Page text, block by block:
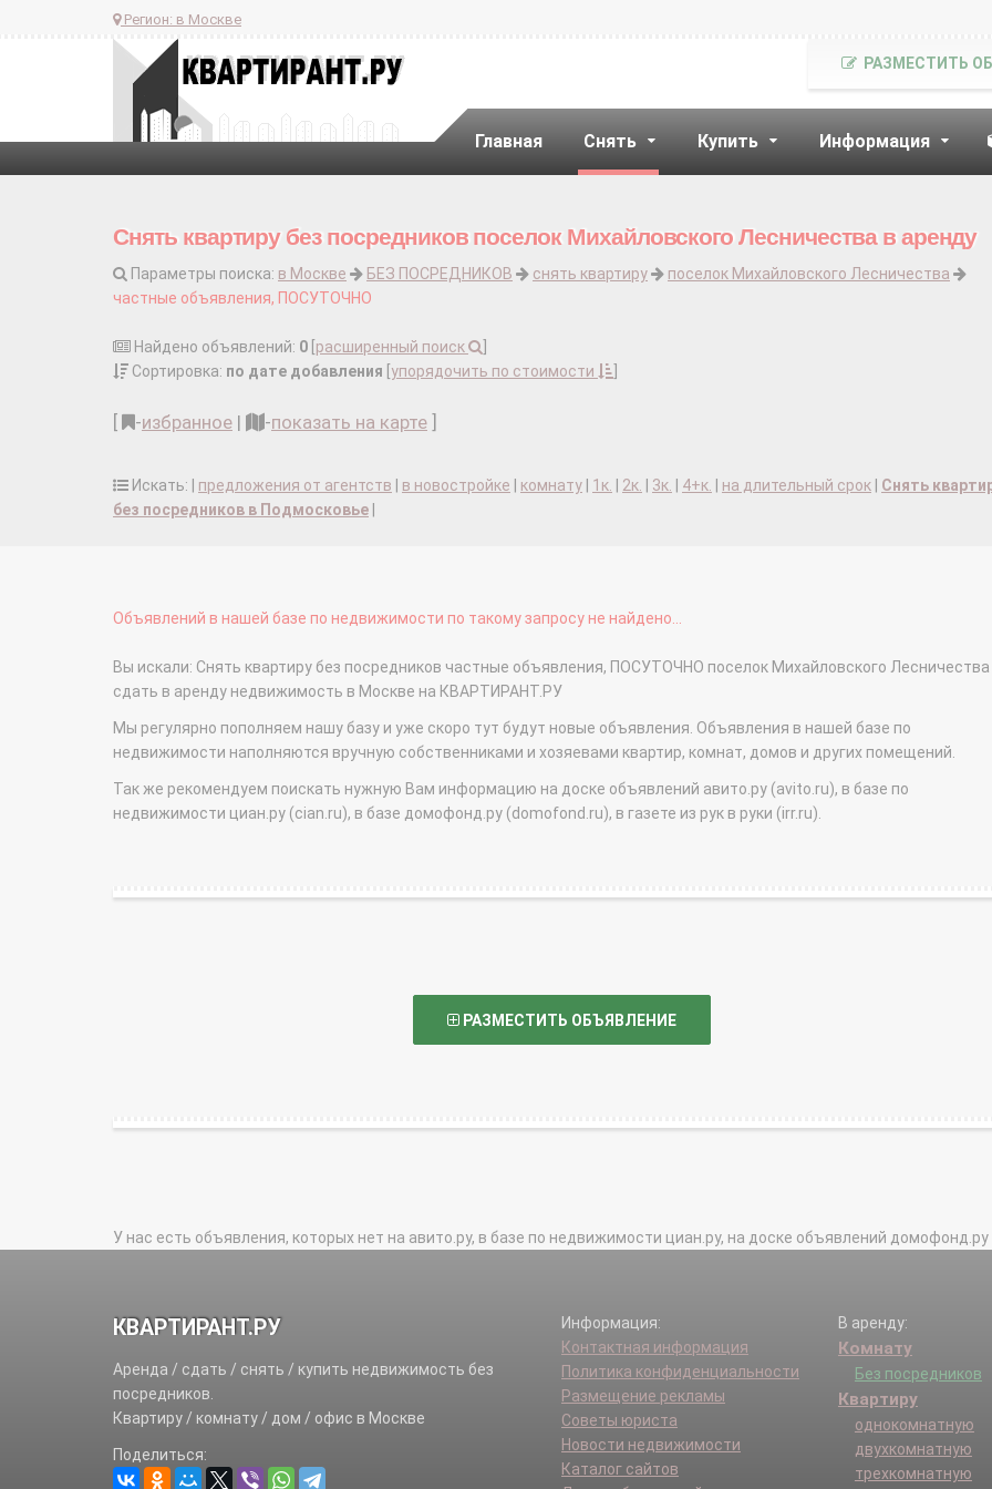
Регион: в Москве
Главная Снять Купить Информация
РАЗМЕСТИТЬ
Снять квартиру без посредников поселок Михайловского Лесничества в аренду
Параметры поиска: в Москве БЕЗ ПОСРЕДНИКОВ снять квартиру
поселок Михайловского Лесничества
частные объявления, ПОСУТОЧНО
Найдено объявлений: 0 расширенный поиск
Сортировка: по дате добавления упорядочить по стоимости
-избранное | -показать на карте
Искать: | предложения от агентств в новостройке комнату 1к. 2к. 3к. 4+к. на длительный срок
Снять
без посредников в Подмосковье
Объявлений в нашей базе по недвижимости по такому запросу не найдено...
Вы искали: Снять квартиру без посредников частные объявления, ПОСУТОЧНО поселок Михайловского Лесничества
сдать в аренду недвижимость в Москве на КВАРТИРАНТ.РУ
Мы регулярно пополняем нашу базу и уже скоро тут будут новые объявления. Объявления в нашей базе по
недвижимости наполняются вручную собственниками и хозяевами квартир, комнат, домов и других помещений.
Так же рекомендуем поискать нужную Вам информацию на доске объявлений авито.ру (avito.ru), в базе по
недвижимости циан.ру (cian.ru), в базе домофонд.ру (domofond.ru), в газете из рук в руки (irr.ru).
РАЗМЕСТИТЬ ОБЪЯВЛЕНИЕ
У нас есть объявления, которых нет на авито.ру, в базе по недвижимости циан.ру, на доске объявлений домофонд.ру
КВАРТИРАНТ.РУ
Аренда / сдать / снять / купить недвижимость без
посредников.
Квартиру / комнату / дом / офис в Москве
Поделиться:
Информация:
Контактная информация
Политика конфиденциальности
Размещение рекламы
Советы юриста
Новости недвижимости
Каталог сайтов
В аренду:
Комнату
Без посредников
Квартиру
однокомнатную
двухкомнатную
трехкомнатную